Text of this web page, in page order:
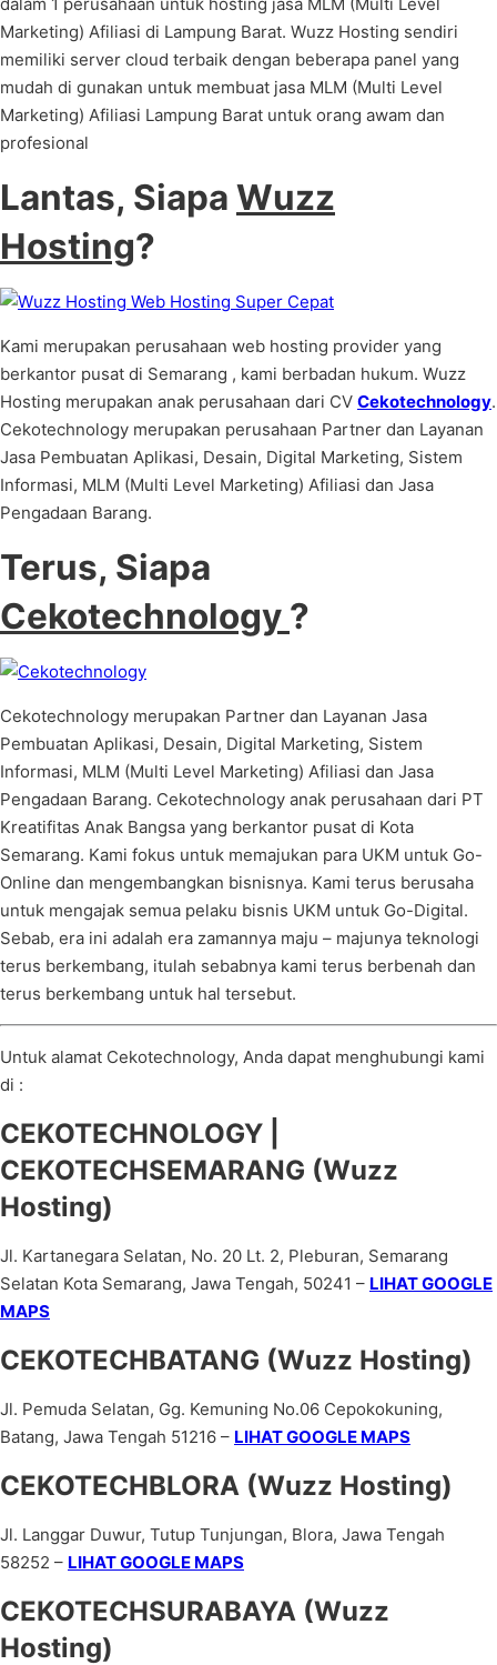
Marketing) Afiliasi di Lampung Barat. Wuzz Hosting sendiri
memiliki server cloud terbaik dengan beberapa panel yang
mudah di gunakan untuk membuat jasa MLM (Multi Level
Marketing) Afiliasi Lampung Barat untuk orang awam dan
profesional
Lantas, Siapa Wuzz
Hosting?
Kami merupakan perusahaan web hosting provider yang
berkantor pusat di Semarang , kami berbadan hukum. Wuzz
Hosting merupakan anak perusahaan dari CV Cekotechnology.
Cekotechnology merupakan perusahaan Partner dan Layanan
Jasa Pembuatan Aplikasi, Desain, Digital Marketing, Sistem
Informasi, MLM (Multi Level Marketing) Afiliasi dan Jasa
Pengadaan Barang.
Terus, Siapa
Cekotechnology ?
Cekotechnology merupakan Partner dan Layanan Jasa
Pembuatan Aplikasi, Desain, Digital Marketing, Sistem
Informasi, MLM (Multi Level Marketing) Afiliasi dan Jasa
Pengadaan Barang. Cekotechnology anak perusahaan dari PT
Kreatifitas Anak Bangsa yang berkantor pusat di Kota
Semarang. Kami fokus untuk memajukan para UKM untuk Go-
Online dan mengembangkan bisnisnya. Kami terus berusaha
untuk mengajak semua pelaku bisnis UKM untuk Go-Digital.
Sebab, era ini adalah era zamannya maju – majunya teknologi
terus berkembang, itulah sebabnya kami terus berbenah dan
terus berkembang untuk hal tersebut.
Untuk alamat Cekotechnology, Anda dapat menghubungi kami
di :
CEKOTECHNOLOGY |
CEKOTECHSEMARANG (Wuzz
Hosting)
Jl. Kartanegara Selatan, No. 20 Lt. 2, Pleburan, Semarang
Selatan Kota Semarang, Jawa Tengah, 50241 – LIHAT GOOGLE
MAPS
CEKOTECHBATANG (Wuzz Hosting)
Jl. Pemuda Selatan, Gg. Kemuning No.06 Cepokokuning,
Batang, Jawa Tengah 51216 – LIHAT GOOGLE MAPS
CEKOTECHBLORA (Wuzz Hosting)
Jl. Langgar Duwur, Tutup Tunjungan, Blora, Jawa Tengah
58252 – LIHAT GOOGLE MAPS
CEKOTECHSURABAYA (Wuzz
Hosting)